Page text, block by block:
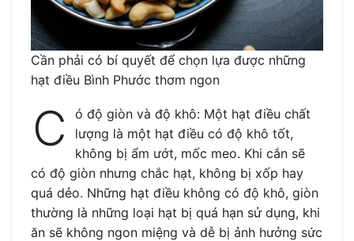
Cần phải có bí quyết để chọn lựa được những
hạt điều Bình Phước thơm ngon
C
ó độ giòn và độ khô: Một hạt điều chất
lượng là một hạt điều có độ khô tốt,
không bị ẩm ướt, mốc meo. Khi cắn sẽ
có độ giòn nhưng chắc hạt, không bị xốp hay
quá dẻo. Những hạt điều không có độ khô, giòn
thường là những loại hạt bị quá hạn sử dụng, khi
ăn sẽ không ngon miệng và dễ bị ảnh hưởng sức